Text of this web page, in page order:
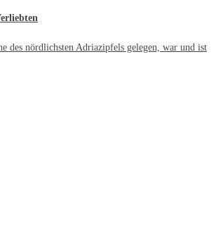
des nördlichsten Adriazipfels gelegen, war und ist